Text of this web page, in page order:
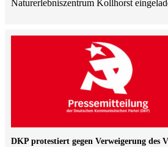
Naturerlebniszentrum Kollhorst
DKP protestiert gegen Verweigerung des